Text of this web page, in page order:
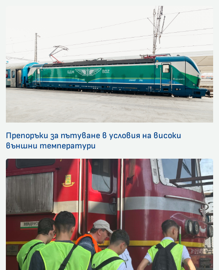
Препоръки за пътуване в условия на високи
външни температури